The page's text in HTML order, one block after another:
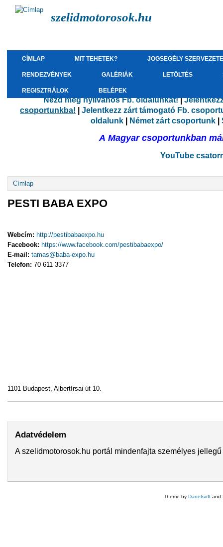
szelidmotorosok.hu
CÍMLAP MIT TEHETEK? JOGSEGÉLY
RENDEZVÉNYEK GALÉRIÁK LETÖLTÉS
REGISZTRÁLOK BELÉPEK
Nézd meg nyilvános Fb. oldalunkat!|
csoportunkba!
Jelentkezz zárt támogató Fb.
oldalunk
Német zárt csoportunk
A Magyar csoportunkban
YouTube
Jelenlegi hely
Címlap
PESTI BABA EXPO
Webcím: http://pestibabaexpo.hu
Facebook: https://www.facebook.com/pestibabaexpo/
E-mail: tamas@baba-expo.hu
Telefon: 70 611 3377
1101 Budapest, Albertírsai út 10.
Adatvédelem
A szelidmotorosok.hu portál mindenfajta személyes
Theme by Danetsoft and